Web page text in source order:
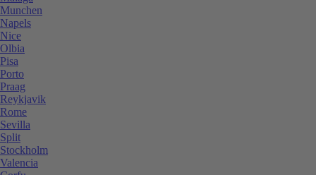
Munchen
Napels
Nice
Olbia
Pisa
Porto
Praag
Reykjavik
Rome
Sevilla
Split
Stockholm
Valencia